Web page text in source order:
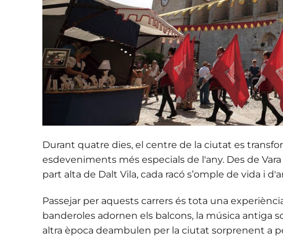
Durant quatre dies, el centre de la ciutat es
esdeveniments més especials de l'any. Des de
part alta de Dalt Vila, cada racó s’omple de vida i
Passejar per aquests carrers és tota una
banderoles adornen els balcons, la música antiga
altra època deambulen per la ciutat sorprenent a